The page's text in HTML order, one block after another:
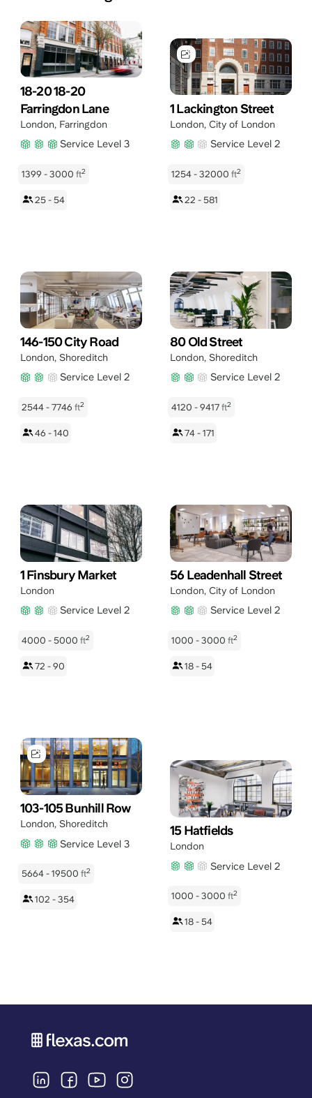
18-20 18-20
Farringdon Lane
London, Farringdon
Service Level 3
1399 - 3000 ft2
25 - 54
1 Lackington Street
London, City of London
Service Level 2
1254 - 32000 ft2
22 - 581
146-150 City Road
London, Shoreditch
Service Level 2
2544 - 7746 ft2
46 - 140
80 Old Street
London, Shoreditch
Service Level 2
4120 - 9417 ft2
74 - 171
1 Finsbury Market
London
Service Level 2
4000 - 5000 ft2
72 - 90
56 Leadenhall Street
London, City of London
Service Level 2
1000 - 3000 ft2
18 - 54
103-105 Bunhill Row
London, Shoreditch
Service Level 3
5664 - 19500 ft2
102 - 354
15 Hatfields
London
Service Level 2
1000 - 3000 ft2
18 - 54